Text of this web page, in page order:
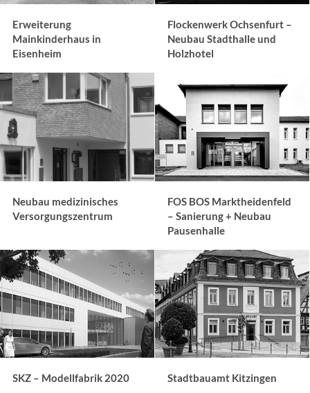
Erweiterung
Mainkinderhaus in
Eisenheim
Flockenwerk Ochsenfurt –
Neubau Stadthalle und
Holzhotel
Neubau medizinisches
Versorgungszentrum
FOS BOS Marktheidenfeld
– Sanierung + Neubau
Pausenhalle
SKZ – Modellfabrik 2020 Stadtbauamt Kitzingen